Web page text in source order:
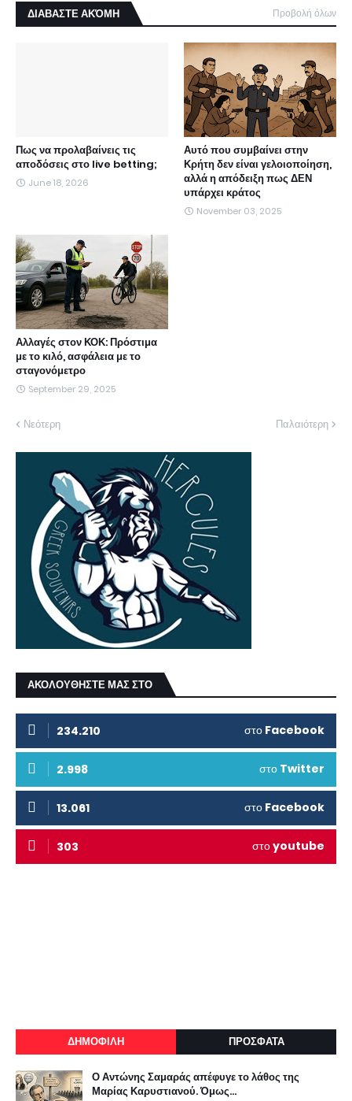
ΔΙΑΒΑΣΤΕ ΑΚΌΜΗ Προβολή όλων
Πως να προλαβαίνεις τις
αποδόσεις στο live betting;
June 18, 2026
Αυτό που συμβαίνει στην
Κρήτη δεν είναι γελοιοποίηση,
αλλά η απόδειξη πως ΔΕΝ
υπάρχει κράτος
November 03, 2025
Αλλαγές στον ΚΟΚ: Πρόστιμα
με το κιλό, ασφάλεια με το
σταγονόμετρο
September 29, 2025
Νεότερη Παλαιότερη
ΑΚΟΛΟΥΘΗΣΤΕ ΜΑΣ ΣΤΟ
234.210 στο Facebook
2.998 στο Twitter
13.061 στο Facebook
303 στοyoutube
ΔΗΜΟΦΙΛΗ ΠΡΟΣΦΑΤΑ
Ο Αντώνης Σαμαράς απέφυγε το λάθος της
Μαρίας Καρυστιανού. Όμως...